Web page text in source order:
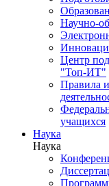
Научно-
Центр
"Топ-ИТ"
Правила
учащихся
Наука
Наука